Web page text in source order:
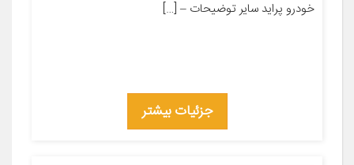
خودرو پراید سایر توضیحات – […]
جزئیات بیشتر